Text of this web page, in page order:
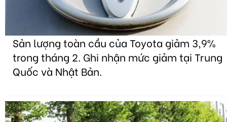
Sản lượng toàn cầu của Toyota giảm 3,9%
trong tháng 2. Ghi nhận mức giảm tại Trung
Quốc và Nhật Bản.